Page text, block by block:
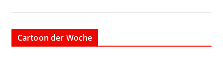
Cartoon der Woche